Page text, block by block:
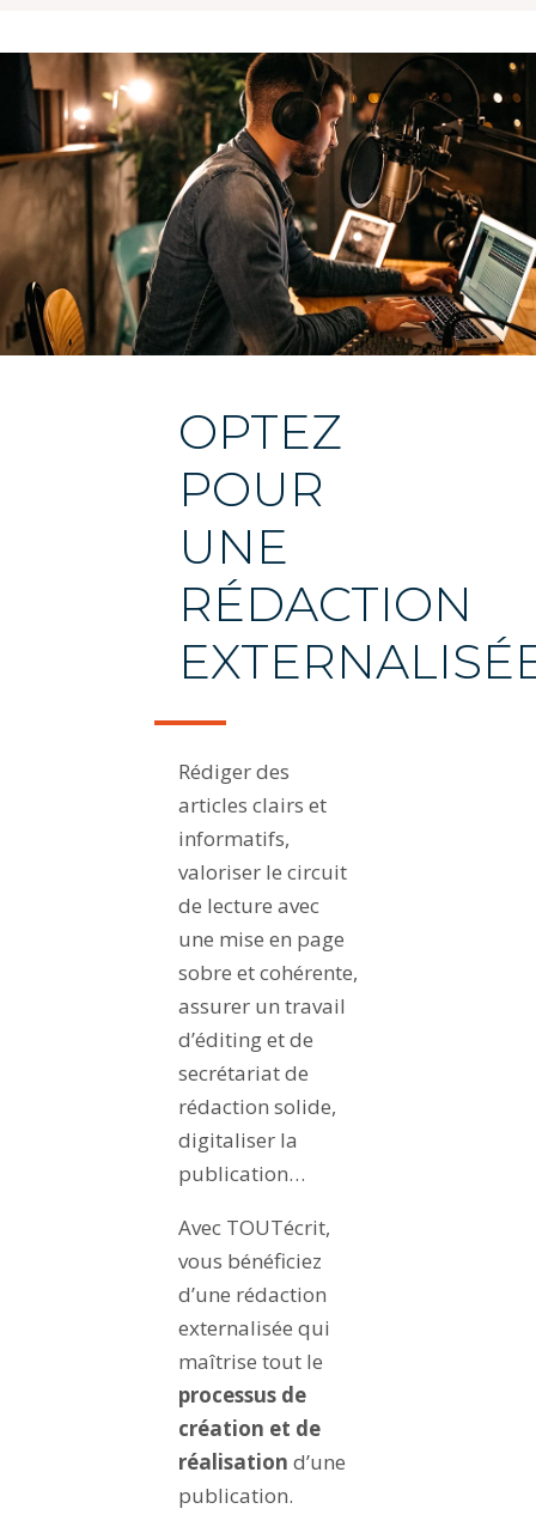
OPTEZ
POUR
UNE
RÉDACTION
Rédiger des
articles clairs et
informatifs,
valoriser le circuit
de lecture avec
une mise en page
sobre et cohérente,
assurer un travail
d’éditing et de
secrétariat de
rédaction solide,
digitaliser la
publication…
Avec TOUTécrit,
vous bénéficiez
d’une rédaction
externalisée qui
maîtrise tout le
processus de
création et de
réalisation d’une
publication.